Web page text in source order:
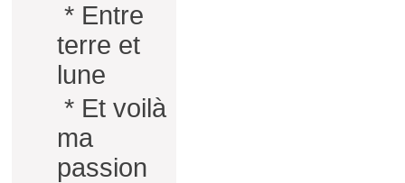
* Entre
terre et
lune
* Et voilà
ma
passion